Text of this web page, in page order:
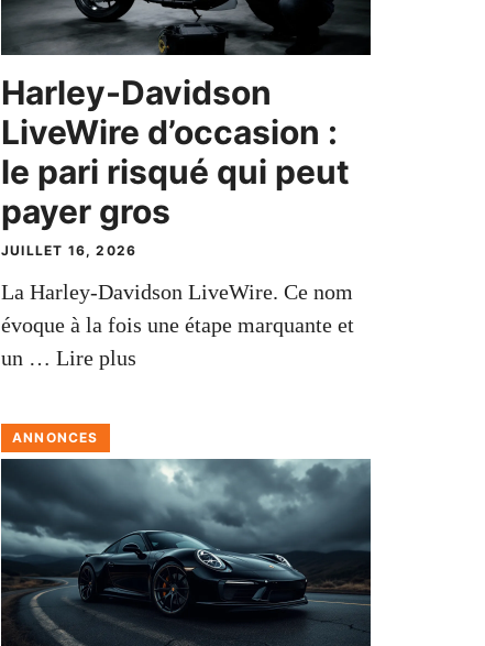
Harley-Davidson
LiveWire d’occasion :
le pari risqué qui peut
payer gros
JUILLET 16, 2026
La Harley-Davidson LiveWire. Ce nom
évoque à la fois une étape marquante et
un … Lire plus
ANNONCES